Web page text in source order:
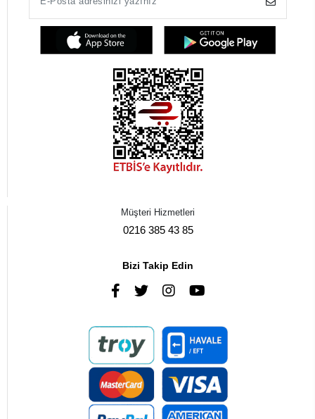
Müşteri Hizmetleri
0216 385 43 85
Bizi Takip Edin